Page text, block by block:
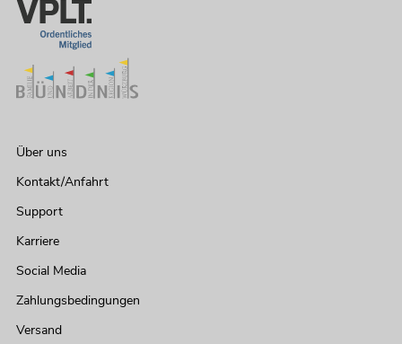
Über uns
Kontakt/Anfahrt
Support
Karriere
Social Media
Zahlungsbedingungen
Versand